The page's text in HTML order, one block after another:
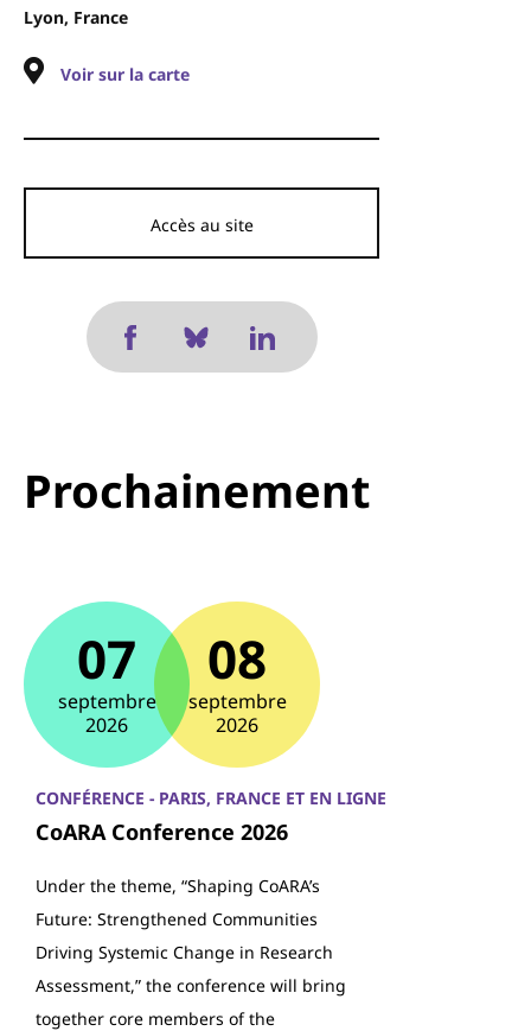
Lyon, France
Voir sur la carte
Accès au site
Prochainement
07
septembre
2026
08
septembre
2026
CONFÉRENCE - PARIS, FRANCE ET EN LIGNE
CoARA Conference 2026
Under the theme, “Shaping CoARA’s
Future: Strengthened Communities
Driving Systemic Change in Research
Assessment,” the conference will bring
together core members of the